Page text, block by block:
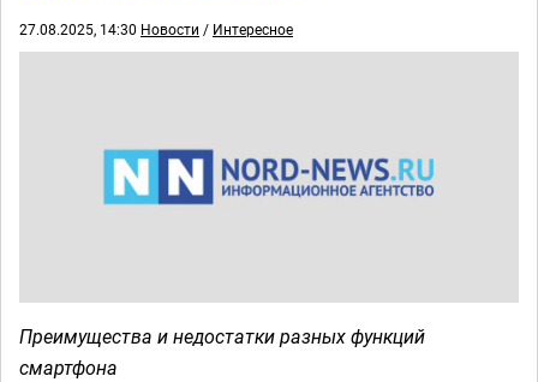
27.08.2025, 14:30 Новости / Интересное
Преимущества и недостатки разных функций
смартфона